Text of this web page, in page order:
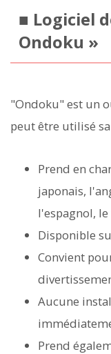
■ Logiciel
Ondoku »
"Ondoku" est un
peut être utilisé
Prend en
japonais,
l'espagnol,
Disponible
Convient
Aucune
Prend